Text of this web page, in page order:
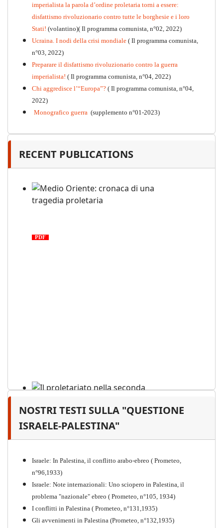
imperialista la parola d’ordine proletaria torni a essere:
disfattismo rivoluzionario contro tutte le borghesie e i loro
Stati! (volantino)( Il programma comunista, n°02, 2022)
Ucraina. I nodi della crisi mondiale ( Il programma comunista,
n°03, 2022)
Preparare il disfattismo rivoluzionario contro la guerra
imperialista! ( Il programma comunista, n°04, 2022)
Chi aggredisce l’“Europa”? ( Il programma comunista, n°04,
2022)
Monografico guerra (supplemento n°01-2023)
RECENT PUBLICATIONS
PDF
Il proletariato nella seconda
guerra mondiale e nella
NOSTRI TESTI SULLA "QUESTIONE
ISRAELE-PALESTINA"
Israele: In Palestina, il conflitto arabo-ebreo ( Prometeo,
n°96,1933)
Israele: Note internazionali: Uno sciopero in Palestina, il
problema "nazionale" ebreo ( Prometeo, n°105, 1934)
I conflitti in Palestina ( Prometeo, n°131,1935)
Gli avvenimenti in Palestina (Prometeo, n°132,1935)